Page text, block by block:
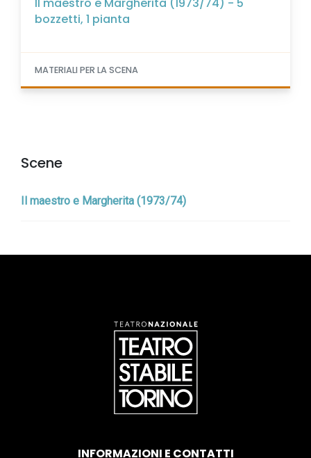
bozzetti, 1 pianta
MATERIALI PER LA SCENA
Scene
Il maestro e Margherita (1973/74)
INFORMAZIONI E CONTATTI